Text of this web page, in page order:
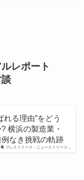
レポート
プレスリリース・ニュースリリース…
れる理由”をどう
横浜の製造業・
なき挑戦の軌跡